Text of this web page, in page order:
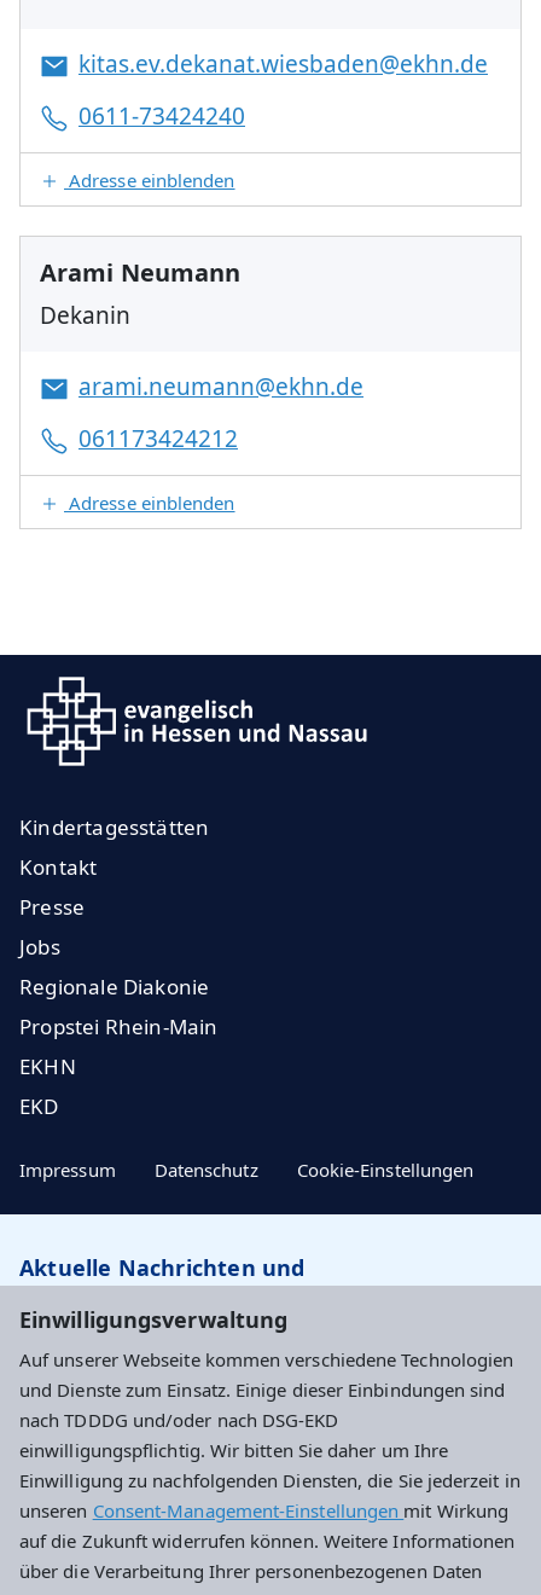
Einwilligungsverwaltung
Auf unserer Webseite kommen verschiedene Technologien
und Dienste zum Einsatz. Einige dieser Einbindungen sind
nach TDDDG und/oder nach DSG-EKD
einwilligungspflichtig. Wir bitten Sie daher um Ihre
Einwilligung zu nachfolgenden Diensten, die Sie jederzeit in
unseren Consent-Management-Einstellungen mit Wirkung
auf die Zukunft widerrufen können. Weitere Informationen
über die Verarbeitung Ihrer personenbezogenen Daten
kitas.ev.dekanat.wiesbaden@ekhn.de
0611-73424240
Adresse einblenden
Arami Neumann
Dekanin
arami.neumann@ekhn.de
061173424212
Adresse einblenden
Kindertagesstätten
Kontakt
Presse
Jobs
Regionale Diakonie
Propstei Rhein-Main
EKHN
EKD
Impressum Datenschutz Cookie-Einstellungen
Aktuelle Nachrichten und
Newsletter abonnieren
Evangelisches Dekanat Wiesbaden
Haus an der Marktkirche
Schlossplatz 4
65183 Wiesbaden